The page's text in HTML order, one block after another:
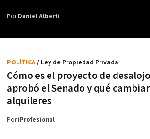
PorDaniel Alberti
Cómo es el proyecto de
aprobó el Senado y qué
alquileres
POLÍTICA/ Ley de Propiedad Privada
PoriProfesional